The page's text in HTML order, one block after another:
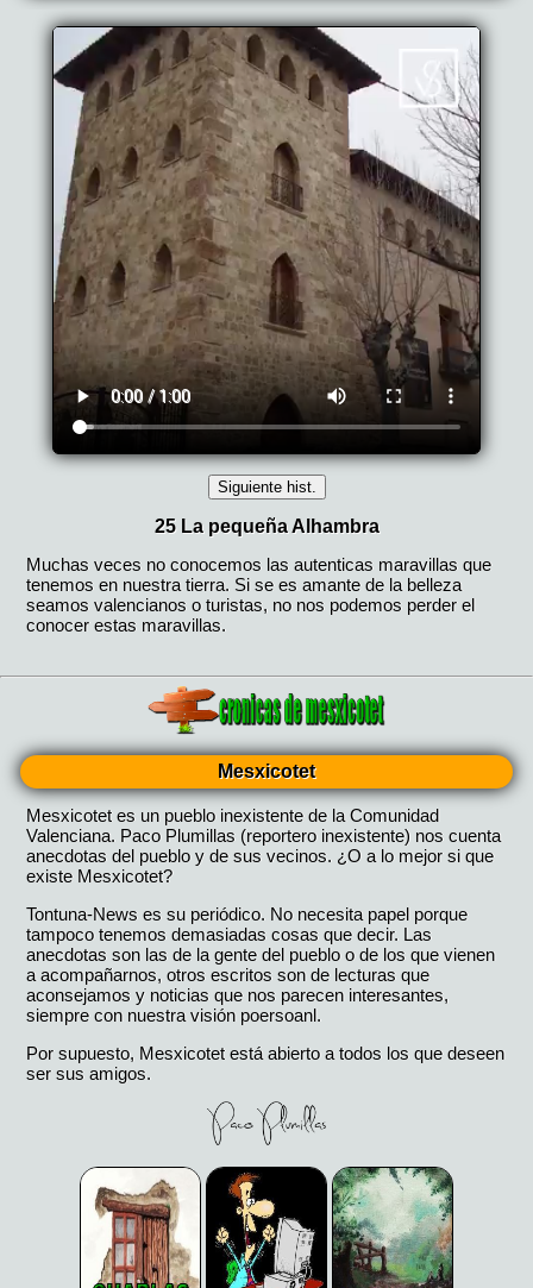
Mesxicotet
Mesxicotet es un pueblo inexistente de la Comunidad
Valenciana. Paco Plumillas (reportero inexistente) nos cuenta
anecdotas del pueblo y de sus vecinos. ¿O a lo mejor si que
existe Mesxicotet?
Tontuna-News es su periódico. No necesita papel porque
tampoco tenemos demasiadas cosas que decir. Las
anecdotas son las de la gente del pueblo o de los que vienen
a acompañarnos, otros escritos son de lecturas que
aconsejamos y noticias que nos parecen interesantes,
siempre con nuestra visión poersoanl.
Por supuesto, Mesxicotet está abierto a todos los que deseen
ser sus amigos.